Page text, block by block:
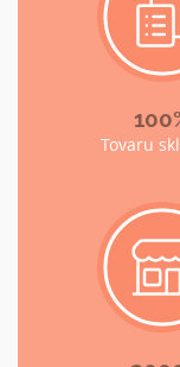
Tovaru